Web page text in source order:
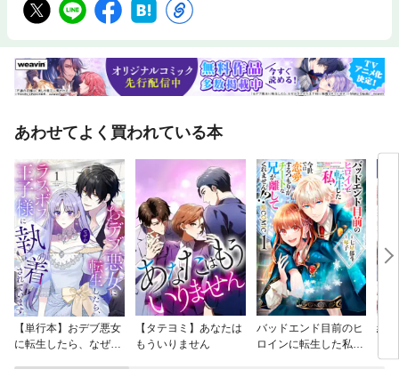
あわせてよく買われている本
【単行本】おデブ悪女
に転生したら、なぜか
【タテヨミ】あなたは
もういりません
バッドエンド目前のヒ
ロインに転生した私、
結